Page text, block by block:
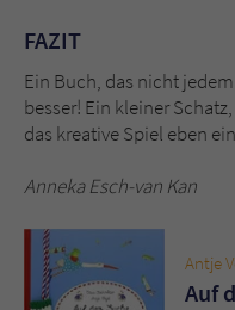
FAZIT
Ein Buch, das nicht
besser! Ein kleiner
das kreative Spiel eben
Anneka Esch-van Kan
Antje
Auf